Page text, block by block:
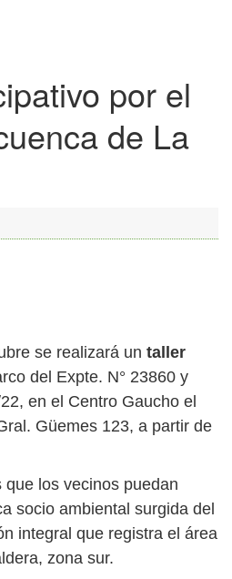
por el
de La
se realizará un taller
del Expte. N° 23860 y
en el Centro Gaucho el
Güemes 123, a partir de
los vecinos puedan
socio ambiental surgida del
integral que registra el área
zona sur.